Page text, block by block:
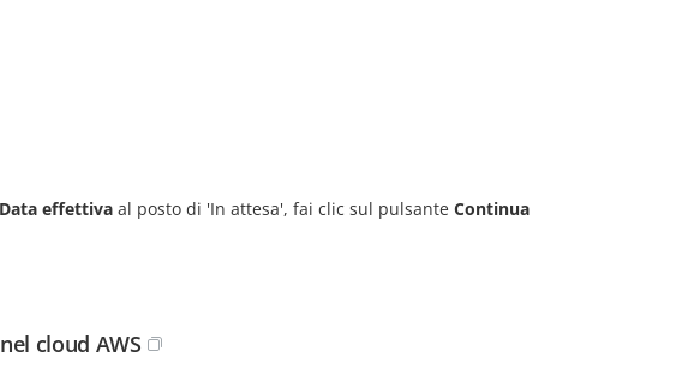
Data effettiva al posto di 'In attesa', fai clic sul pulsante Continua
cloud AWS